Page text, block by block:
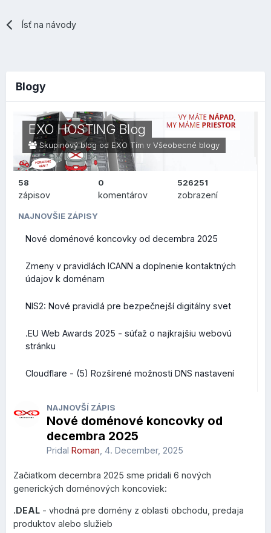
Ísť na návody
Blogy
EXO HOSTING Blog
Skupinový blog od EXO Tím v Všeobecné blogy
58
zápisov
0
komentárov
526251
zobrazení
NAJNOVŠIE ZÁPISY
Nové doménové koncovky od decembra 2025
Zmeny v pravidlách ICANN a doplnenie kontaktných
údajov k doménam
NIS2: Nové pravidlá pre bezpečnejší digitálny svet
.EU Web Awards 2025 - súťaž o najkrajšiu webovú
stránku
Cloudflare - (5) Rozšírené možnosti DNS nastavení
NAJNOVŠÍ ZÁPIS
Nové doménové koncovky od
decembra 2025
Pridal Roman 4. December, 2025
Začiatkom decembra 2025 sme pridali 6 nových
generických doménových koncoviek:
.DEAL - vhodná pre domény z oblasti obchodu, predaja
produktov alebo služieb